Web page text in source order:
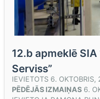
12.b apmeklē
Serviss”
IEVIETOTS 6.
PĒDĒJĀS IZMAIŅAS 6.